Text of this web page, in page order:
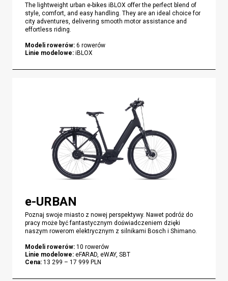
The lightweight urban e-bikes iBLOX offer the perfect blend of
style, comfort, and easy handling. They are an ideal choice for
city adventures, delivering smooth motor assistance and
effortless riding.
Modeli rowerów: 6 rowerów
Linie modelowe: iBLOX
e-URBAN
Poznaj swoje miasto z nowej perspektywy. Nawet podróż do
pracy może być fantastycznym doświadczeniem dzięki
naszym rowerom elektrycznym z silnikami Bosch i Shimano.
Modeli rowerów: 10 rowerów
Linie modelowe: eFARAD, eWAY, SBT
Cena: 13 299 – 17 999 PLN